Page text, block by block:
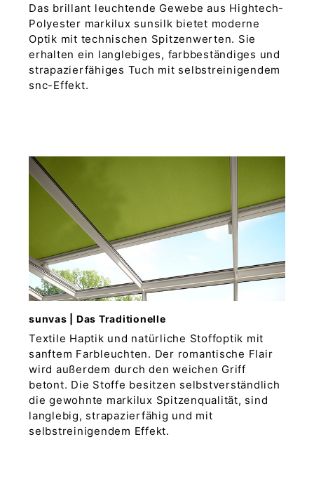
Das brillant leuchtende Gewebe aus Hightech-
Polyester markilux sunsilk bietet moderne
Optik mit technischen Spitzenwerten. Sie
erhalten ein langlebiges, farbbeständiges und
strapazierfähiges Tuch mit selbstreinigendem
snc-Effekt.
sunvas | Das Traditionelle
Textile Haptik und natürliche Stoffoptik mit
sanftem Farbleuchten. Der romantische Flair
wird außerdem durch den weichen Griff
betont. Die Stoffe besitzen selbstverständlich
die gewohnte markilux Spitzenqualität, sind
langlebig, strapazierfähig und mit
selbstreinigendem Effekt.